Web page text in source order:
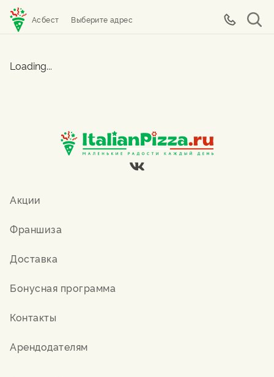
Асбест Выберите адрес
Loading...
Акции
Франшиза
Доставка
Бонусная программа
Контакты
Арендодателям